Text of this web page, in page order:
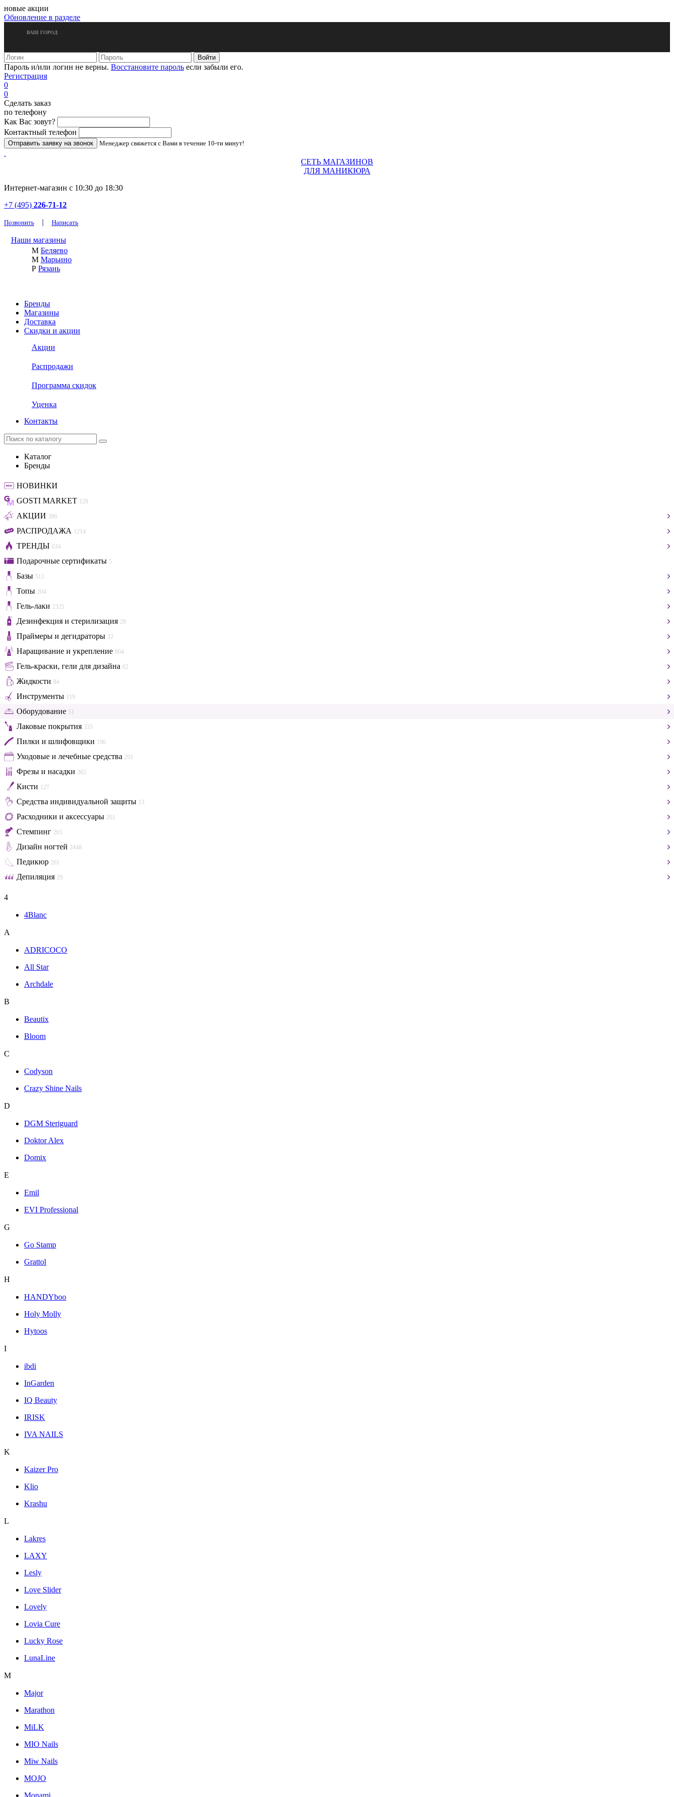
новые акции
Обновление в разделе
ВАШ ГОРОД
Пароль и/или логин не верны. Восстановите пароль если забыли его.
Регистрация
0
0
Сделать заказ
по телефону
Как Вас зовут?
Контактный телефон
Менеджер свяжется с Вами в течение 10-ти минут!
СЕТЬ МАГАЗИНОВ
ДЛЯ МАНИКЮРА
Интернет-магазин с 10:30 до 18:30
+7 (495) 226-71-12
Позвонить | Написать
Наши магазины
М Беляево
М Марьино
Р Рязань
Бренды
Магазины
Доставка
Скидки и акции
Акции
Распродажи
Программа скидок
Уценка
Контакты
Каталог
Бренды
НОВИНКИ
GOSTI MARKET 128
АКЦИИ 386
РАСПРОДАЖА 1214
ТРЕНДЫ 634
Подарочные сертификаты 5
Базы 513
Топы 204
Гель-лаки 2325
Дезинфекция и стерилизация 29
Праймеры и дегидраторы 32
Наращивание и укрепление 904
Гель-краски, гели для дизайна 62
Жидкости 84
Инструменты 119
Оборудование 51
Лаковые покрытия 335
Пилки и шлифовщики 196
Уходовые и лечебные средства 201
Фрезы и насадки 365
Кисти 127
Средства индивидуальной защиты 13
Расходники и аксессуары 201
Стемпинг 265
Дизайн ногтей 2448
Педикюр 261
Депиляция 29
4
4Blanc
A
ADRICOCO
All Star
Archdale
B
Beautix
Bloom
C
Codyson
Crazy Shine Nails
D
DGM Steriguard
Doktor Alex
Domix
E
Emil
EVI Professional
G
Go Stamp
Grattol
H
HANDYboo
Holy Molly
Hytoos
I
ibdi
InGarden
IQ Beauty
IRISK
IVA NAILS
K
Kaizer Pro
Klio
Krashu
L
Lakres
LAXY
Lesly
Love Slider
Lovely
Lovia Cure
Lucky Rose
LunaLine
M
Major
Marathon
MiLK
MIO Nails
Miw Nails
MOJO
Monami